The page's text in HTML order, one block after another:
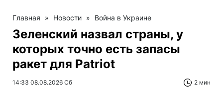
Главная » Новости » Война в Украине
Зеленский назвал страны, у
которых точно есть запасы
ракет для Patriot
14:33 08.08.2026 Сб 2 мин